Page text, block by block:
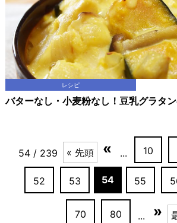
レシピ
バターなし・小麦粉なし！豆乳グラタ
54 / 239 « 先頭 « ... 10
52 53 54 55
70 80 ... »